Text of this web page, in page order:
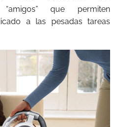
que permiten
a las pesadas tareas